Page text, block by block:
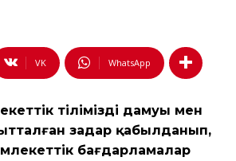
VK WhatsApp
тіліміздің дамуы мен
заңдар қабылданып,
бағдарламалар